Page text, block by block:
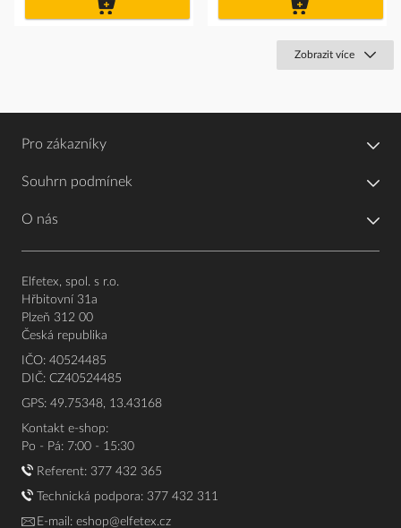
Zobrazit více
Pro zákazníky
Souhrn podmínek
O nás
Elfetex, spol. s r.o.
Hřbitovní 31a
Plzeň 312 00
Česká republika
IČO: 40524485
DIČ: CZ40524485
GPS: 49.75348, 13.43168
Kontakt e-shop:
Po - Pá: 7:00 - 15:30
Referent: 377 432 365
Technická podpora: 377 432 311
E-mail: eshop@elfetex.cz